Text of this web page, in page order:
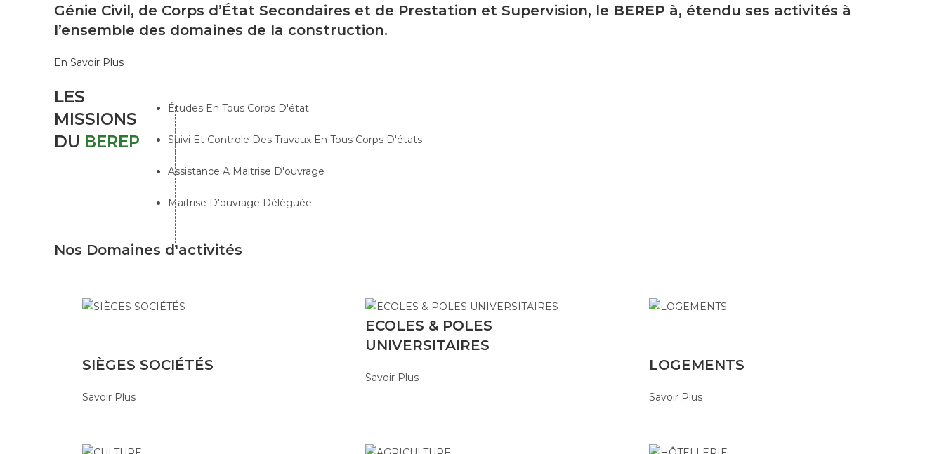
Génie Civil, de Corps d’État Secondaires et de Prestation et Supervision, le BEREP à, étendu ses activités à
l’ensemble des domaines de la construction.
En Savoir Plus
LES
MISSIONS
DU BEREP
Études En Tous Corps D'état
Suivi Et Controle Des Travaux En Tous Corps D'états
Assistance A Maitrise D'ouvrage
Maitrise D'ouvrage Déléguée
Nos Domaines d'activités
SIÈGES SOCIÉTÉS
Savoir Plus
ECOLES & POLES
UNIVERSITAIRES
Savoir Plus
LOGEMENTS
Savoir Plus